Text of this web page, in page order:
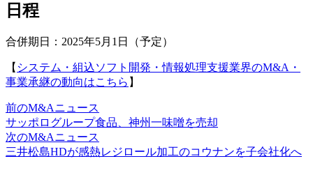
日程
合併期日：2025年5月1日（予定）
【 システム・組込ソフト開発・情報処理支援業界のM&A・
事業承継の動向はこちら 】
前のM&Aニュース
サッポログループ食品、神州一味噌を売却
次のM&Aニュース
三井松島HDが感熱レジロール加工のコウナンを子会社化へ